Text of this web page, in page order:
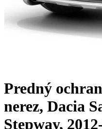
Predný
nerez, Dacia
Stepway,